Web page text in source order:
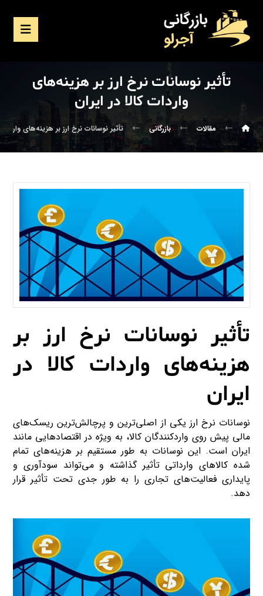
تأثیر نوسانات نرخ ارز بر هزینه‌های
واردات کالا در ایران
مقالات بازرگانی تأثیر نوسانات نرخ ارز بر هزینه‌های واردات
تأثیر نوسانات نرخ ارز بر
هزینه‌های واردات کالا در
ایران
نوسانات نرخ ارز یکی از اصلی‌ترین و پرچالش‌ترین ریسک‌های
مالی پیش روی واردکنندگان کالا، به ویژه در اقتصادهایی مانند
ایران است. این نوسانات به طور مستقیم بر هزینه‌های تمام
شده کالاهای وارداتی تأثیر گذاشته و می‌تواند سودآوری و
پایداری فعالیت‌های تجاری را به طور جدی تحت تأثیر قرار
دهد.